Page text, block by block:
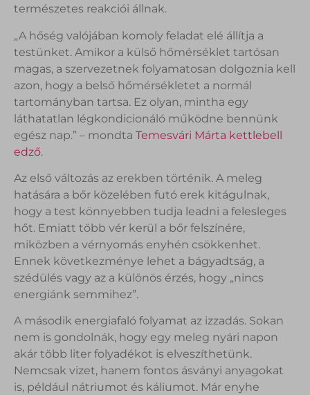
természetes reakciói állnak.
„A hőség valójában komoly feladat elé állítja a
testünket. Amikor a külső hőmérséklet tartósan
magas, a szervezetnek folyamatosan dolgoznia kell
azon, hogy a belső hőmérsékletet a normál
tartományban tartsa. Ez olyan, mintha egy
láthatatlan légkondicionáló működne bennünk
egész nap.” – mondta Temesvári Márta kettlebell
edző.
Az első változás az erekben történik. A meleg
hatására a bőr közelében futó erek kitágulnak,
hogy a test könnyebben tudja leadni a felesleges
hőt. Emiatt több vér kerül a bőr felszínére,
miközben a vérnyomás enyhén csökkenhet.
Ennek következménye lehet a bágyadtság, a
szédülés vagy az a különös érzés, hogy „nincs
energiánk semmihez”.
A második energiafaló folyamat az izzadás. Sokan
nem is gondolnák, hogy egy meleg nyári napon
akár több liter folyadékot is elveszíthetünk.
Nemcsak vizet, hanem fontos ásványi anyagokat
is, például nátriumot és káliumot. Már enyhe